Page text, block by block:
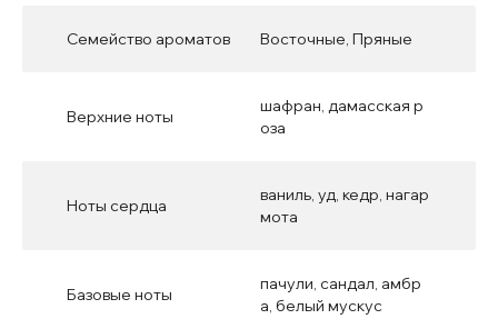
Семейство ароматов Восточные, Пряные
Верхние ноты
шафран, дамасская р
оза
Ноты сердца
ваниль, уд, кедр, нагар
мота
Базовые ноты
пачули, сандал, амбр
а, белый мускус